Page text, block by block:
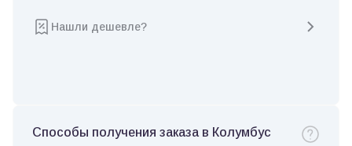
Нашли дешевле?
Способы получения заказа в Колумбус